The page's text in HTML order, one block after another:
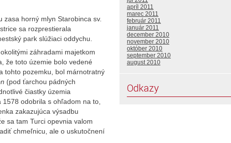
zasa horný mlyn Starobinca sv.
sa rozprestierala
park slúžiaci oddychu.
záhradami majetkom
že toto územie bolo vedené
tohto pozemku, bol márnotratný
(pod ťarchou pádných
čiastky územia
odobrila s ohľadom na to,
zakazujúca výsadbu
sa tam Turci opevnia valom
chmeľnicu, ale o uskutočnení
apríl 2011
marec 2011
február 2011
január 2011
december 2010
november 2010
október 2010
september 2010
august 2010
Odkazy